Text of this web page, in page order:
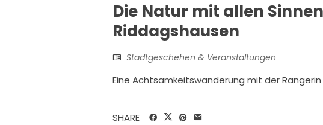
Die Natur mit allen
Riddagshausen
Stadtgeschehen & Veranstaltungen
Eine Achtsamkeitswanderung mit der
SHARE